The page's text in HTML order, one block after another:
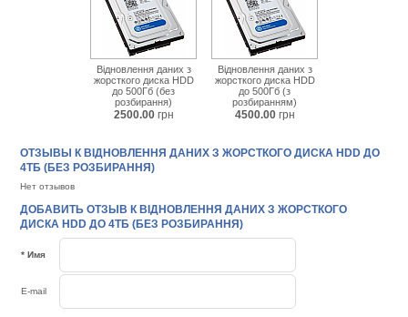
Відновлення даних з
жорсткого диска HDD
до 500Гб (без
розбирання)
2500.00 грн
Відновлення даних з
жорсткого диска HDD
до 500Гб (з
розбиранням)
4500.00 грн
ОТЗЫВЫ К ВІДНОВЛЕННЯ ДАНИХ З ЖОРСТКОГО ДИСКА HDD ДО
4ТБ (БЕЗ РОЗБИРАННЯ)
Нет отзывов
ДОБАВИТЬ ОТЗЫВ К ВІДНОВЛЕННЯ ДАНИХ З ЖОРСТКОГО
ДИСКА HDD ДО 4ТБ (БЕЗ РОЗБИРАННЯ)
* Имя
E-mail